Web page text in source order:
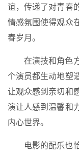
谊，传递了对青春
情感氛围使得观众
春岁月。
在演技和角色
个演员都生动地塑
让观众感到亲切和
演让人感到温馨和
内心世界。
电影的配乐也